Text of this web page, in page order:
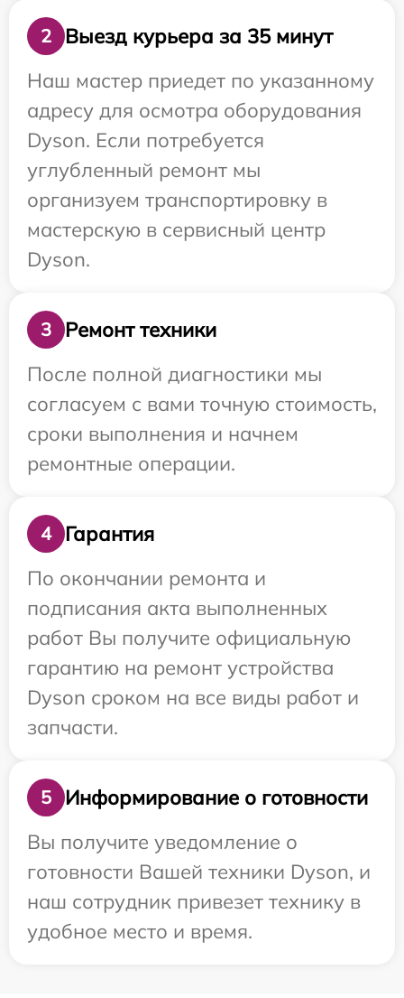
2
Выезд курьера за 35 минут
Наш мастер приедет по указанному
адресу для осмотра оборудования
Dyson. Если потребуется
углубленный ремонт мы
организуем транспортировку в
мастерскую в сервисный центр
Dyson.
3
Ремонт техники
После полной диагностики мы
согласуем с вами точную стоимость,
сроки выполнения и начнем
ремонтные операции.
4
Гарантия
По окончании ремонта и
подписания акта выполненных
работ Вы получите официальную
гарантию на ремонт устройства
Dyson сроком на все виды работ и
запчасти.
5
Информирование о готовности
Вы получите уведомление о
готовности Вашей техники Dyson, и
наш сотрудник привезет технику в
удобное место и время.